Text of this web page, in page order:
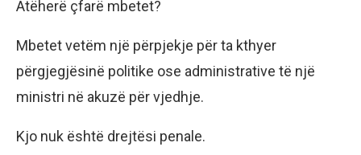
Atëherë çfarë mbetet?
Mbetet vetëm një përpjekje për ta kthyer
përgjegjësinë politike ose administrative të një
ministri në akuzë për vjedhje.
Kjo nuk është drejtësi penale.